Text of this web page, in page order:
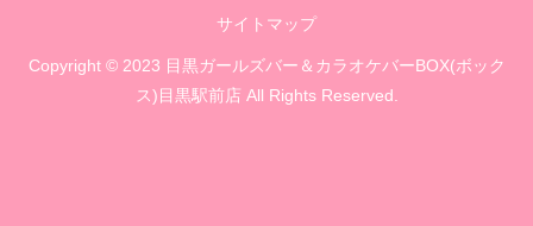
サイトマップ
Copyright © 2023 目黒ガールズバー＆カラオケバーBOX(ボック
ス)目黒駅前店 All Rights Reserved.